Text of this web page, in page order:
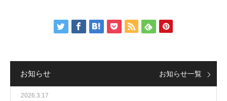
お知らせ
2026.3.17
お知らせ一覧